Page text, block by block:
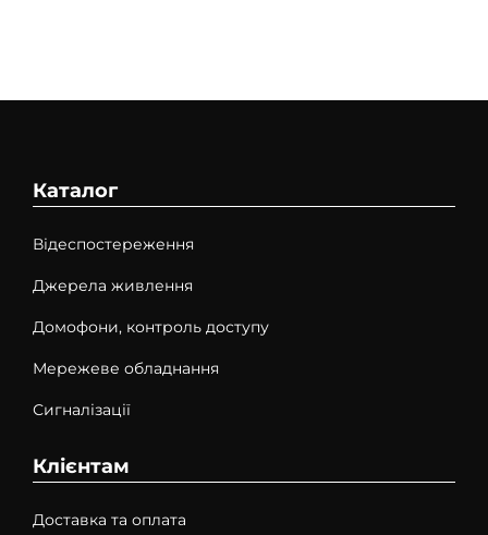
Каталог
Відеспостереження
Джерела живлення
Домофони, контроль доступу
Мережеве обладнання
Сигналізації
Клієнтам
Доставка та оплата